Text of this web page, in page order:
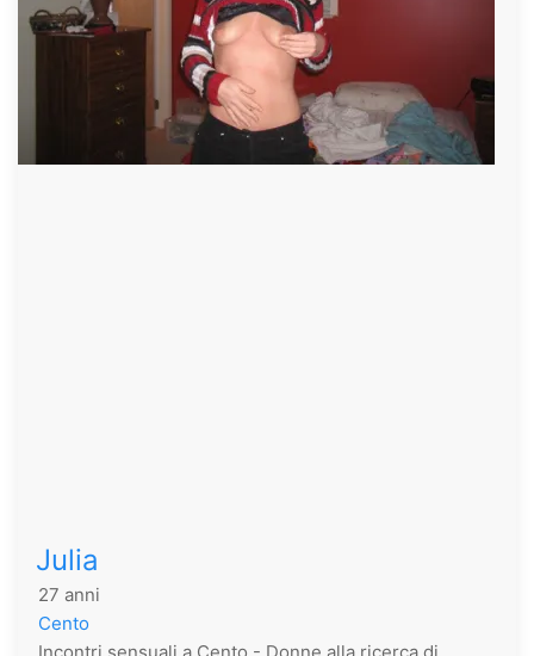
Julia
27 anni
Cento
Incontri sensuali a Cento - Donne alla ricerca di